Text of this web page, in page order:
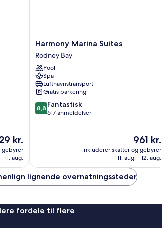
kr.
kr.
gebyrer
11. aug.
Harmony
Marina
Suites
Rodney
Bay
Harmony Marina Suites
Rodney Bay
Pool
Spa
Lufthavnstransport
Gratis parkering
8.8
ud
8,8 Fantastisk
617 anmeldelser
Prisen
961 kr.
961 kr.
inkluderer skatter og gebyrer
11. aug. - 12. aug.
lignende overnatningssteder
fordele til flere